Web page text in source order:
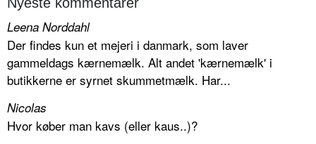
Nyeste kommentarer
Leena Norddahl
Der findes kun et mejeri i danmark, som laver
gammeldags kærnemælk. Alt andet 'kærnemælk' i
butikkerne er syrnet skummetmælk. Har...
Nicolas
Hvor køber man kavs (eller kaus..)?